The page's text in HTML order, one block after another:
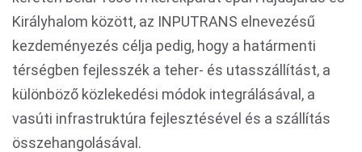
Királyhalom között, az INPUTRANS elnevezésű
kezdeményezés célja pedig, hogy a határmenti
térségben fejlesszék a teher- és utasszállítást, a
különböző közlekedési módok integrálásával, a
vasúti infrastruktúra fejlesztésével és a szállítás
összehangolásával.